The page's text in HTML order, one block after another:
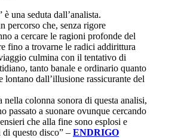
una seduta dall’analista.
percorso che, senza rigore
a cercare le ragioni profonde del
fino a trovarne le radici addirittura
culmina con il tentativo di
tanto banale e ordinario quanto
lontano dall’illusione rassicurante del
nella colonna sonora di questa analisi,
passato a suonare ovunque cercando
che alla fine sono esplosi e
questo disco” – ENDRIGO